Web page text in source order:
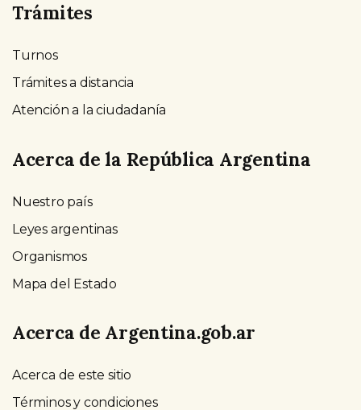
Trámites
Turnos
Trámites a distancia
Atención a la ciudadanía
Acerca de la República Argentina
Nuestro país
Leyes argentinas
Organismos
Mapa del Estado
Acerca de Argentina.gob.ar
Acerca de este sitio
Términos y condiciones